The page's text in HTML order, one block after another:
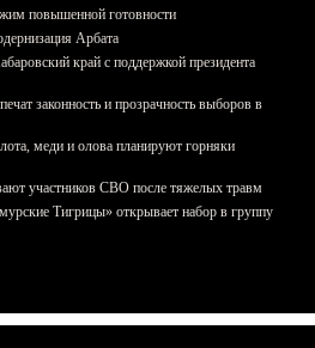
повышенной готовности
Арбата
край с поддержкой президента
законность и прозрачность выборов в
меди и олова планируют горняки
участников СВО после тяжелых травм
Тигрицы» открывает набор в группу